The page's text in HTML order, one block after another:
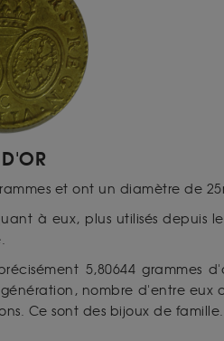
et ont un diamètre de
à eux, plus utilisés depuis
5,80644 grammes
nombre d'entre eux
Ce sont des bijoux de famille.